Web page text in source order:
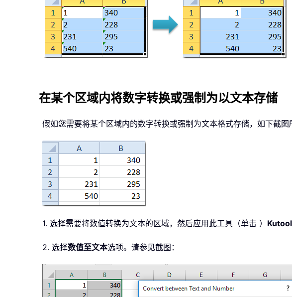
在某个区域内将数字转换或强制为以文本存储
假如您需要将某个区域内的数字转换或强制为文本格式存储，如下截
1. 选择需要将数值转换为文本的区域，然后应用此工具（单击 ）
2. 选择数值至文本选项。请参见截图：